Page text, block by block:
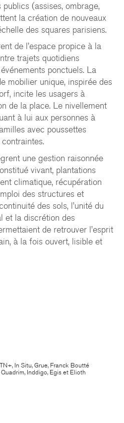
(assises, ombrage,
la création de nouveaux
des squares parisiens.
de l’espace propice à la
trajets quotidiens
ponctuels. La
mobilier unique, inspirée des
incite les usagers à
de la place. Le nivellement
à lui aux personnes à
avec poussettes
une gestion raisonnée
vivant, plantations
climatique, récupération
des structures et
des sols, l’unité du
et la discrétion des
de retrouver l’esprit
à la fois ouvert, lisible et
In Situ, Grue, Franck Boutté
Inddigo, Egis et Elioth